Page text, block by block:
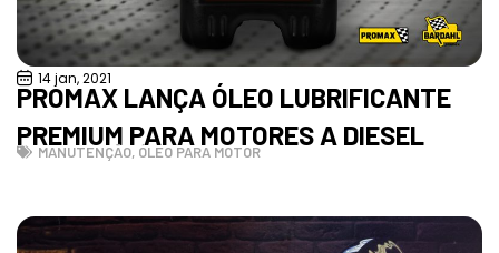
14 jan, 2021
PROMAX LANÇA ÓLEO LUBRIFICANTE
PREMIUM PARA MOTORES A DIESEL
MANUTENÇÃO, ÓLEO PARA MOTOR